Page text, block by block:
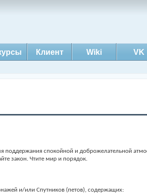
Клиент Wiki VK
поддержания спокойной и доброжелательной
закон. Чтите мир и порядок.
и/или Спутников (петов), содержащих: